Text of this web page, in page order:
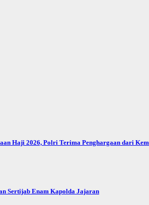
Haji 2026, Polri Terima Penghargaan dari
Sertijab Enam Kapolda Jajaran